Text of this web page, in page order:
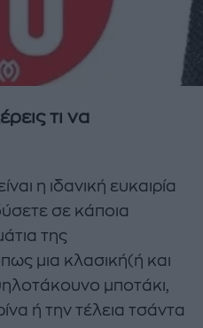
τι να
η ιδανική ευκαιρία
σε κάποια
της
μια κλασική(ή και
μποτάκι,
ή την τέλεια τσάντα